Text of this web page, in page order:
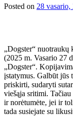
Posted on 28 vasario,
„Dogster“ nuotraukų
(2025 m. Vasario 27
„Dogster“.
įstatymus. Galbūt jūs
priskirti, sudaryti
viešąja sritimi.
ir norėtumėte, jei ir
tada susiejate su